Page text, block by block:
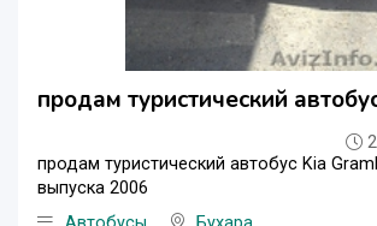
продам туристический
продам туристический автобус Kia
выпуска 2006